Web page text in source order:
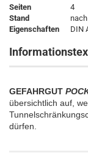
Seiten
4
Stand
Eigenschaften
DIN
GEFAHRGUT
übersichtlich auf,
dürfen.